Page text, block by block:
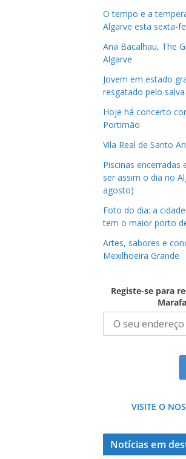
O tempo e a
Algarve esta sexta-
Ana Bacalhau, The
Algarve
Jovem em estado
resgatado pelo
Hoje há concerto
Portimão
Vila Real de Santo
Piscinas encerradas
ser assim o dia no
agosto)
Foto do dia: a
tem o maior porto
Artes, sabores e
Mexilhoeira Grande
Registe-se para
VISITE O
Notícias em